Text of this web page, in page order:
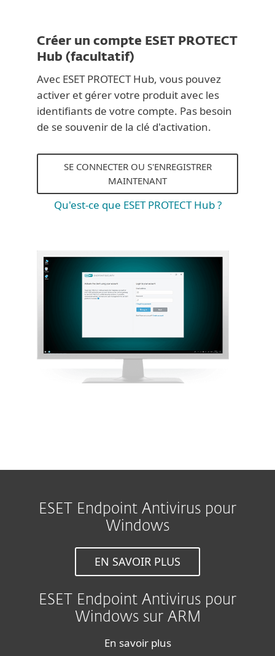
Créer un compte ESET PROTECT
Hub (facultatif)
Avec ESET PROTECT Hub, vous pouvez
activer et gérer votre produit avec les
identifiants de votre compte. Pas besoin
de se souvenir de la clé d'activation.
SE CONNECTER OU S'ENREGISTRER
MAINTENANT
Qu'est-ce que ESET PROTECT Hub ?
ESET Endpoint Antivirus pour
Windows
EN SAVOIR PLUS
ESET Endpoint Antivirus pour
Windows sur ARM
En savoir plus